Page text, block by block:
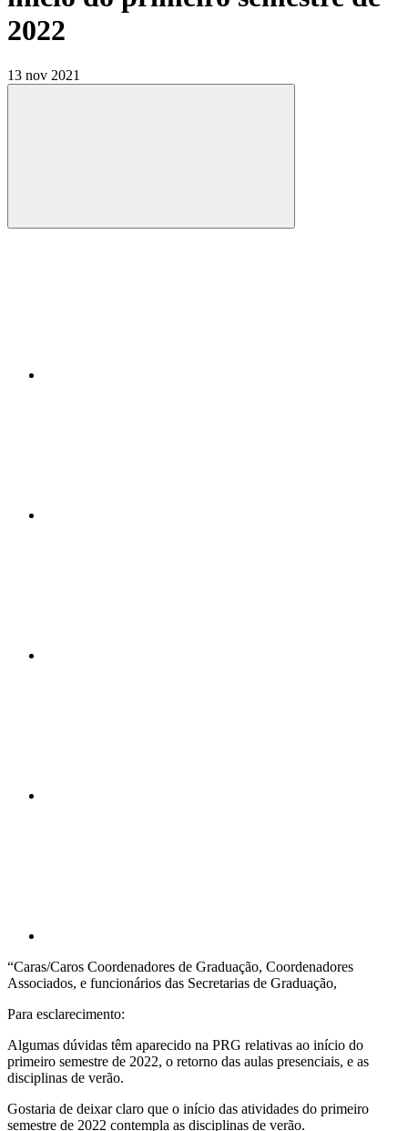
2022
13 nov 2021
Compartilhar
“Caras/Caros Coordenadores de Graduação, Coordenadores
Associados, e funcionários das Secretarias de Graduação,
Para esclarecimento:
Algumas dúvidas têm aparecido na PRG relativas ao início do
primeiro semestre de 2022, o retorno das aulas presenciais, e as
disciplinas de verão.
Gostaria de deixar claro que o início das atividades do primeiro
semestre de 2022 contempla as disciplinas de verão.